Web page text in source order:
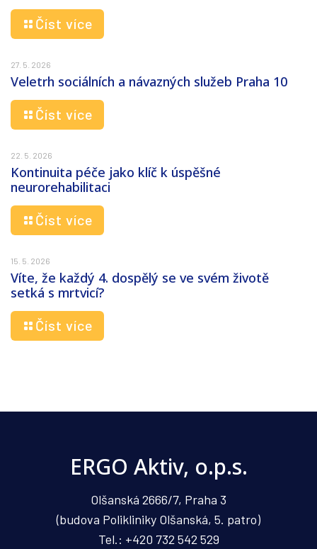
Číst více
27. 5. 2026
Veletrh sociálních a návazných služeb Praha 10
Číst více
22. 5. 2026
Kontinuita péče jako klíč k úspěšné
neurorehabilitaci
Číst více
15. 5. 2026
Víte, že každý 4. dospělý se ve svém životě
setká s mrtvicí?
Číst více
ERGO Aktiv, o.p.s.
Olšanská 2666/7, Praha 3
(budova Polikliniky Olšanská, 5. patro)
Tel.: +420 732 542 529